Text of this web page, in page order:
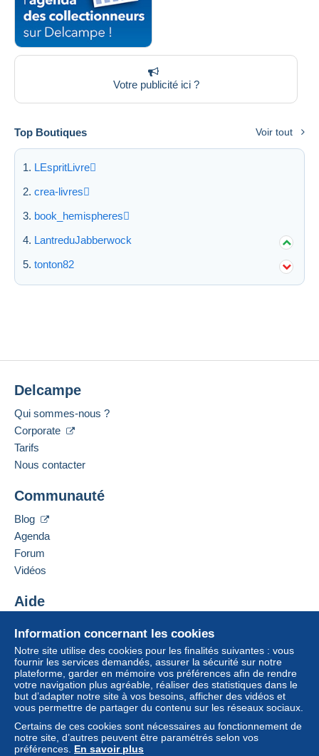
Votre publicité ici ?
Top Boutiques Voir tout
LEspritLivre
crea-livres
book_hemispheres
LantreduJabberwock
tonton82
Information concernant les cookies
Notre site utilise des cookies pour les finalités suivantes : vous
fournir les services demandés, assurer la sécurité sur notre
plateforme, garder en mémoire vos préférences afin de rendre
votre navigation plus agréable, réaliser des statistiques dans le
but d’adapter notre site à vos besoins, afficher des vidéos et
vous permettre de partager du contenu sur les réseaux sociaux.
Certains de ces cookies sont nécessaires au fonctionnement de
notre site, d’autres peuvent être paramétrés selon vos
préférences. En savoir plus
Delcampe
Qui sommes-nous ?
Corporate
Tarifs
Nous contacter
Communauté
Blog
Agenda
Forum
Vidéos
Aide
Acheter sur Delcampe
Vendre sur Delcampe
Un site sécurisé